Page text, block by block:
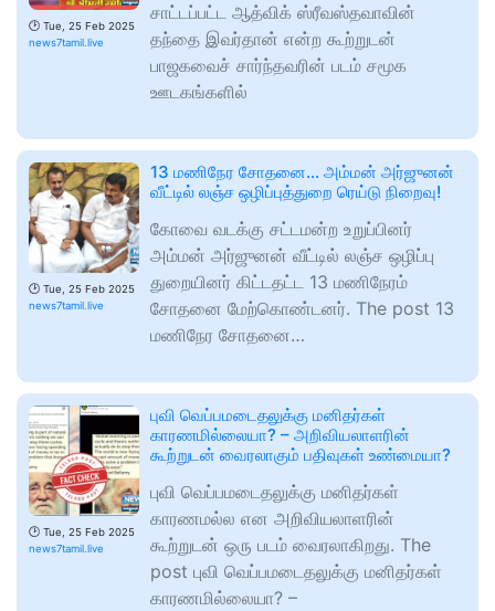
🕑 Tue, 25 Feb 2025
news7tamil.live
சாட்டப்பட்ட ஆத்விக் ஸ்ரீவஸ்தவாவின்
தந்தை இவர்தான் என்ற கூற்றுடன்
பாஜகவைச் சார்ந்தவரின் படம் சமூக
ஊடகங்களில்
🕑 Tue, 25 Feb 2025
news7tamil.live
13 மணிநேர சோதனை… அம்மன் அர்ஜுனன்
வீட்டில் லஞ்ச ஒழிப்புத்துறை ரெய்டு நிறைவு!
கோவை வடக்கு சட்டமன்ற உறுப்பினர்
அம்மன் அர்ஜுனன் வீட்டில் லஞ்ச ஒழிப்பு
துறையினர் கிட்டதட்ட 13 மணிநேரம்
சோதனை மேற்கொண்டனர். The post 13
மணிநேர சோதனை…
🕑 Tue, 25 Feb 2025
news7tamil.live
புவி வெப்பமடைதலுக்கு மனிதர்கள்
காரணமில்லையா? – அறிவியலாளரின்
கூற்றுடன் வைரலாகும் பதிவுகள் உண்மையா?
புவி வெப்பமடைதலுக்கு மனிதர்கள்
காரணமல்ல என அறிவியலாளரின்
கூற்றுடன் ஒரு படம் வைரலாகிறது. The
post புவி வெப்பமடைதலுக்கு மனிதர்கள்
காரணமில்லையா? –